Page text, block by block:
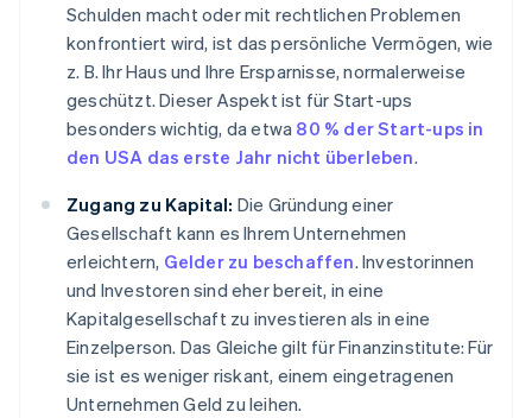
Schulden macht oder mit rechtlichen Problemen
konfrontiert wird, ist das persönliche Vermögen, wie
z. B. Ihr Haus und Ihre Ersparnisse, normalerweise
geschützt. Dieser Aspekt ist für Start-ups
besonders wichtig, da etwa 80 % der Start-ups in
den USA das erste Jahr nicht überleben.
Zugang zu Kapital: Die Gründung einer
Gesellschaft kann es Ihrem Unternehmen
erleichtern, Gelder zu beschaffen. Investorinnen
und Investoren sind eher bereit, in eine
Kapitalgesellschaft zu investieren als in eine
Einzelperson. Das Gleiche gilt für Finanzinstitute: Für
sie ist es weniger riskant, einem eingetragenen
Unternehmen Geld zu leihen.